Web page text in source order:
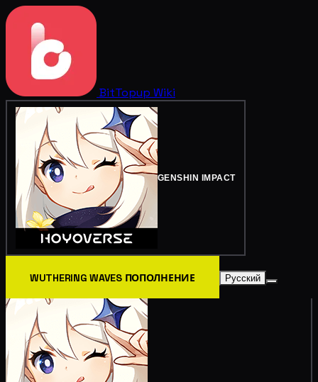
BitTopup Wiki
GENSHIN IMPACT
WUTHERING WAVES ПОПОЛНЕНИЕ Русский